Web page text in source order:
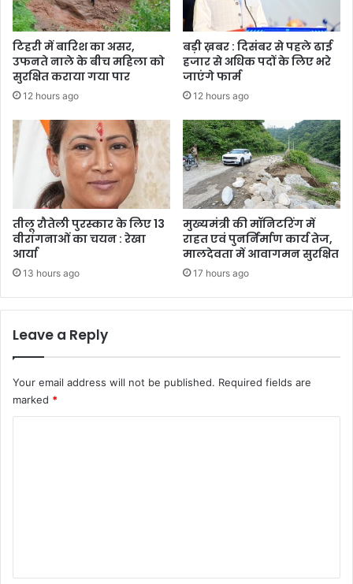
टिहरी में बारिश का असर,
उफनते नाले के बीच महिला को
सुरक्षित कराया गया पार
12 hours ago
बड़ी ख़बर : दिसंबर से पहले ढाई
हजार से अधिक पदों के लिए भरे
जाएंगे फार्म
12 hours ago
तीलू रौतेली पुरस्कार के लिए 13
वीरांगनाओं का चयन : रेखा
आर्या
13 hours ago
मुख्यमंत्री की मॉनिटरिंग में
राहत एवं पुनर्निर्माण कार्य तेज,
मालदेवता में आवागमन सुरक्षित
17 hours ago
Leave a Reply
Your email address will not be published. Required fields are
marked *